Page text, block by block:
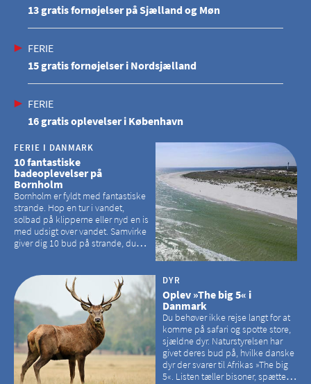
13 gratis fornøjelser på Sjælland og Møn
FERIE
15 gratis fornøjelser i Nordsjælland
FERIE
16 gratis oplevelser i København
FERIE I DANMARK
10 fantastiske
badeoplevelser på
Bornholm
Bornholm er fyldt med fantastiske
strande. Hop en tur i vandet,
solbad på klipperne eller nyd en is
med udsigt over vandet. Samvirke
giver dig 10 bud på strande, du
DYR
Oplev »The big 5« i
Danmark
Du behøver ikke rejse langt for at
komme på safari og spotte store,
sjældne dyr. Naturstyrelsen har
givet deres bud på, hvilke danske
dyr der svarer til Afrikas »The big
5«. Listen tæller bisoner, spættede